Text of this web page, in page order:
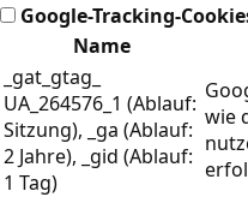
Google-Tracking-
Name
_gat_gtag_
UA_264576_1 (Ablauf:
Sitzung), _ga (Ablauf:
2 Jahre), _gid (Ablauf:
1 Tag)
wie